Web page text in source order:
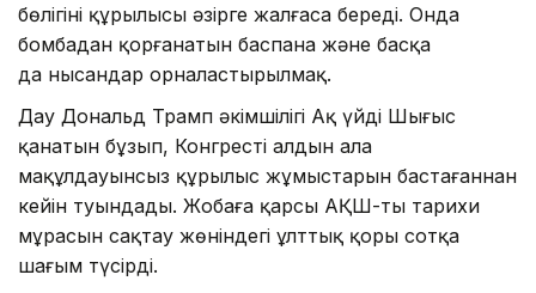
бөлігінің құрылысы әзірге жалғаса береді. Онда
бомбадан қорғанатын баспана және басқа
да нысандар орналастырылмақ.
Дау Дональд Трамп әкімшілігі Ақ үйдің Шығыс
қанатын бұзып, Конгрестің алдын ала
мақұлдауынсыз құрылыс жұмыстарын бастағаннан
кейін туындады. Жобаға қарсы АҚШ-тың тарихи
мұрасын сақтау жөніндегі ұлттық қоры сотқа
шағым түсірді.